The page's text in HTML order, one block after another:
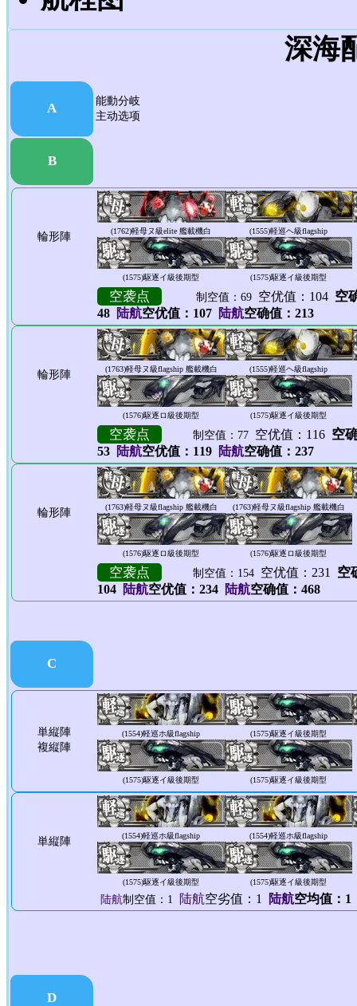
深海
A
能動分岐
主动选项
B
輪形陣 (1762)軽母ヌ級elite 艦載機白 (1555)軽巡ヘ級flagship
(1575)駆逐イ級後期型 (1575)駆逐イ級後期型
空袭点 制空值：69 空优值：104 空
48 陆航空优值：107 陆航空确值：213
輪形陣 (1763)軽母ヌ級flagship 艦載機白 (1555)軽巡ヘ級flagship
(1576)駆逐ロ級後期型 (1575)駆逐イ級後期型
空袭点 制空值：77 空优值：116 空
53 陆航空优值：119 陆航空确值：237
輪形陣 (1763)軽母ヌ級flagship 艦載機白 (1763)軽母ヌ級flagship 艦載機白
(1576)駆逐ロ級後期型 (1576)駆逐ロ級後期型
空袭点 制空值：154 空优值：231 空
104 陆航空优值：234 陆航空确值：468
C
単縦陣
複縦陣
(1554)軽巡ホ級flagship (1575)駆逐イ級後期型
(1575)駆逐イ級後期型 (1575)駆逐イ級後期型
単縦陣 (1554)軽巡ホ級flagship (1554)軽巡ホ級flagship
(1575)駆逐イ級後期型 (1575)駆逐イ級後期型
陆航制空值：1 陆航空劣值：1 陆航空均值：1
D